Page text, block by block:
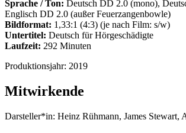
Sprache / Ton: Deutsch DD 2.0 (mono),
Englisch DD 2.0 (außer Feuerzangenbowle)
Bildformat: 1,33:1 (4:3) (je nach Film: s/w)
Untertitel: Deutsch für Hörgeschädigte
Laufzeit: 292 Minuten
Produktionsjahr: 2019
Mitwirkende
Darsteller*in: Heinz Rühmann, James Stewart,